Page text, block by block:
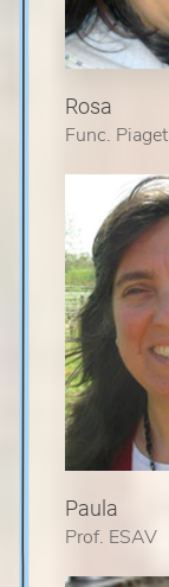
Rosa
Func. Piaget
Paula
Prof. ESAV